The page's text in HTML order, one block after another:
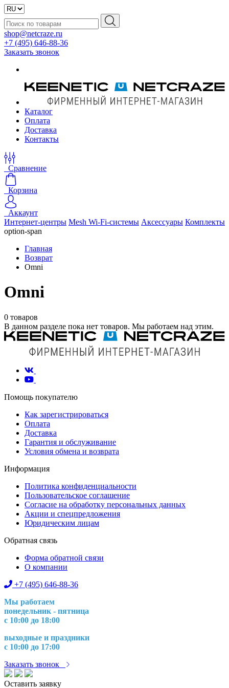
shop@netcraze.ru
+7 (495) 646-88-36
Заказать звонок
Каталог
Оплата
Доставка
Контакты
Сравнение
Корзина
Аккаунт
Интернет-центры Mesh Wi-Fi-системы Аксессуары Комплекты
option-span
Главная
Возврат
Omni
Omni
0 товаров
В данном разделе пока нет товаров. Мы работаем над этим.
Помощь покупателю
Как зарегистрироваться
Оплата
Доставка
Гарантия и обслуживание
Условия обмена и возврата
Информация
Политика конфиденциальности
Пользовательское соглашение
Согласие на обработку персональных данных
Акции и спецпредложения
Юридическим лицам
Обратная связь
Форма обратной связи
О компании
+7 (495) 646-88-36
Мы работаем
понедельник - пятница
с 10:00 до 18:00
выходные и праздники
с 10:00 до 17:00
Заказать звонок
Оставить заявку